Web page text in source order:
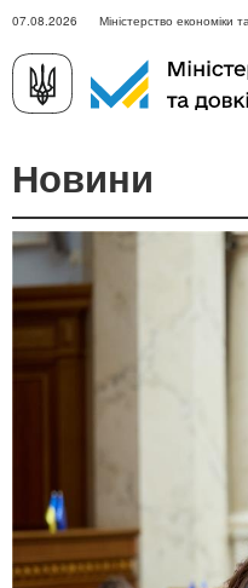
07.08.2026 Міністерство економіки
Новини